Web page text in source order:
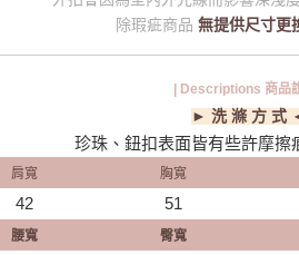
除瑕疵商品 無提供尺寸更
| Descriptions 商品
► 洗 滌 方 式
珍珠、鈕扣表面皆有些許摩擦
肩寬 胸寬
42 51
腰寬 臀寬